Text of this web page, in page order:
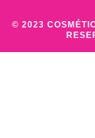
© 2023